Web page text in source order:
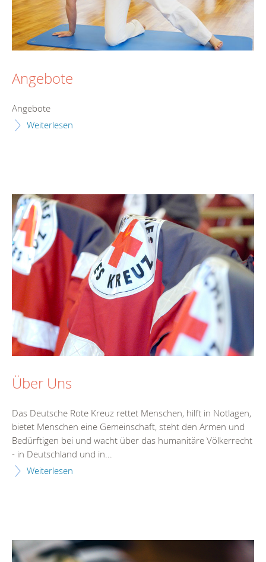
Angebote
Angebote
Weiterlesen
Über Uns
Das Deutsche Rote Kreuz rettet Menschen, hilft in Notlagen,
bietet Menschen eine Gemeinschaft, steht den Armen und
Bedürftigen bei und wacht über das humanitäre Völkerrecht
- in Deutschland und in...
Weiterlesen